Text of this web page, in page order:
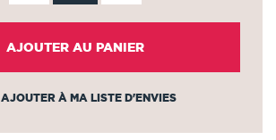
AJOUTER AU PANIER
AJOUTER À MA LISTE D'ENVIES